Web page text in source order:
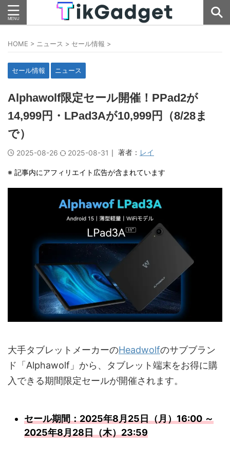
HOME > ニュース > セール情報 >
セール情報 ニュース
Alphawolf限定セール開催！PPad2が
14,999円・LPad3Aが10,999円（8/28ま
で）
2025-08-26 2025-08-31 ｜ 著者： レイ
※ 記事内にアフィリエイト広告が含まれています
大手タブレットメーカーのHeadwolfのサブブラン
ド「Alphawolf」から、タブレット端末をお得に購
入できる期間限定セールが開催されます。
セール期間：2025年8月25日（月）16:00 ～
2025年8月28日（木）23:59